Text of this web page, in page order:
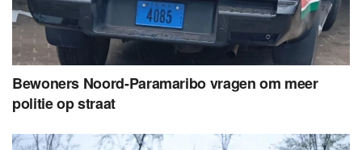
Bewoners Noord-Paramaribo vragen om meer
politie op straat